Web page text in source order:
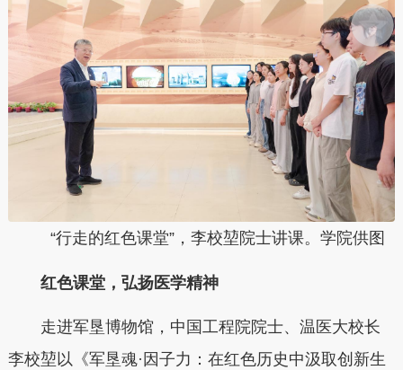
“行走的红色课堂”，李校堃院士讲课。学院供图
红色课堂，弘扬医学精神
走进军垦博物馆，中国工程院院士、温医大校长
李校堃以《军垦魂·因子力：在红色历史中汲取创新生